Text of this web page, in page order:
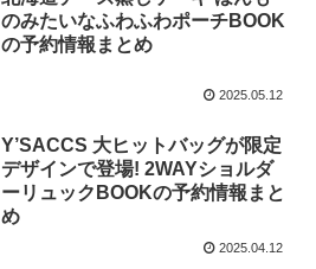
のみたいなふわふわポーチBOOK
の予約情報まとめ
2025.05.12
Y’SACCS 大ヒットバッグが限定
デザインで登場! 2WAYショルダ
ーリュックBOOKの予約情報まと
め
2025.04.12